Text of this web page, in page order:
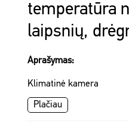
temperatūra
laipsnių,
Aprašymas:
Klimatinė kamera
Plačiau